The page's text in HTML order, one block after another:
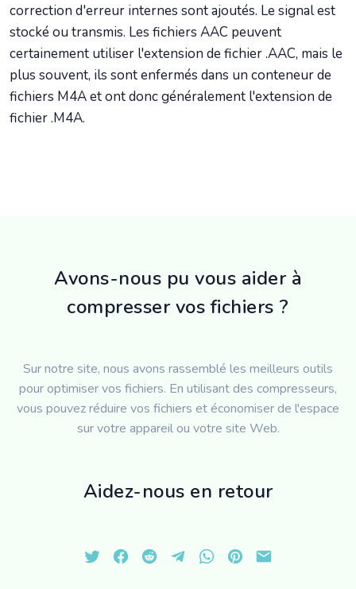
correction d'erreur internes sont ajoutés. Le signal est
stocké ou transmis. Les fichiers AAC peuvent
certainement utiliser l'extension de fichier .AAC, mais le
plus souvent, ils sont enfermés dans un conteneur de
fichiers M4A et ont donc généralement l'extension de
fichier .M4A.
Avons-nous pu vous aider à
compresser vos fichiers ?
Sur notre site, nous avons rassemblé les meilleurs outils
pour optimiser vos fichiers. En utilisant des compresseurs,
vous pouvez réduire vos fichiers et économiser de l'espace
sur votre appareil ou votre site Web.
Aidez-nous en retour